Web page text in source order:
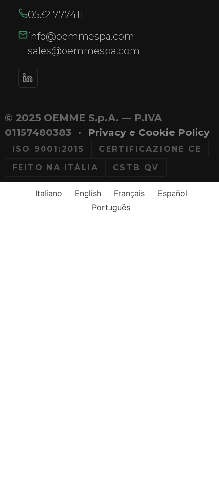
0532 777411
info@oemmespa.com
sales@oemmespa.com
© 2025 OEMME S.p.A. — P.IVA
01157480383
· Privacy e Cookie Policy
ISO 9001:2015
CERTIFICAZIONE CE
FEITO NA ITÁLIA
CSTB QV
Italiano English Français
Español
Português